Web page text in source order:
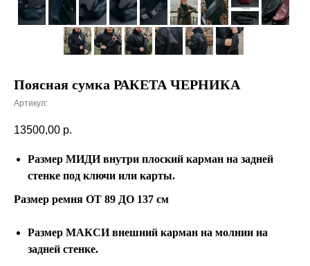
Поясная сумка РАКЕТА ЧЕРНИКА
Артикул:
13500,00 р.
Размер МИДИ внутри плоский карман на задней
стенке под ключи или карты.
Размер ремня ОТ 89 ДО 137 см
Размер МАКСИ внешний карман на молнии на
задней стенке.